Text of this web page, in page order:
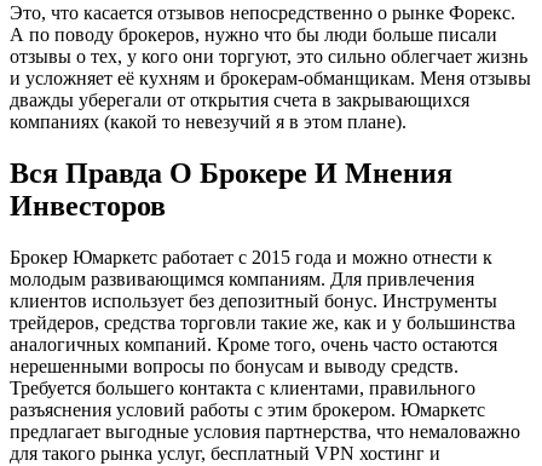
Это, что касается отзывов непосредственно о рынке Форекс.
А по поводу брокеров, нужно что бы люди больше писали
отзывы о тех, у кого они торгуют, это сильно облегчает жизнь
и усложняет её кухням и брокерам-обманщикам. Меня отзывы
дважды уберегали от открытия счета в закрывающихся
компаниях (какой то невезучий я в этом плане).
Вся Правда О Брокере И Мнения
Инвесторов
Брокер Юмаркетс работает с 2015 года и можно отнести к
молодым развивающимся компаниям. Для привлечения
клиентов использует без депозитный бонус. Инструменты
трейдеров, средства торговли такие же, как и у большинства
аналогичных компаний. Кроме того, очень часто остаются
нерешенными вопросы по бонусам и выводу средств.
Требуется большего контакта с клиентами, правильного
разъяснения условий работы с этим брокером. Юмаркетс
предлагает выгодные условия партнерства, что немаловажно
для такого рынка услуг, бесплатный VPN хостинг и